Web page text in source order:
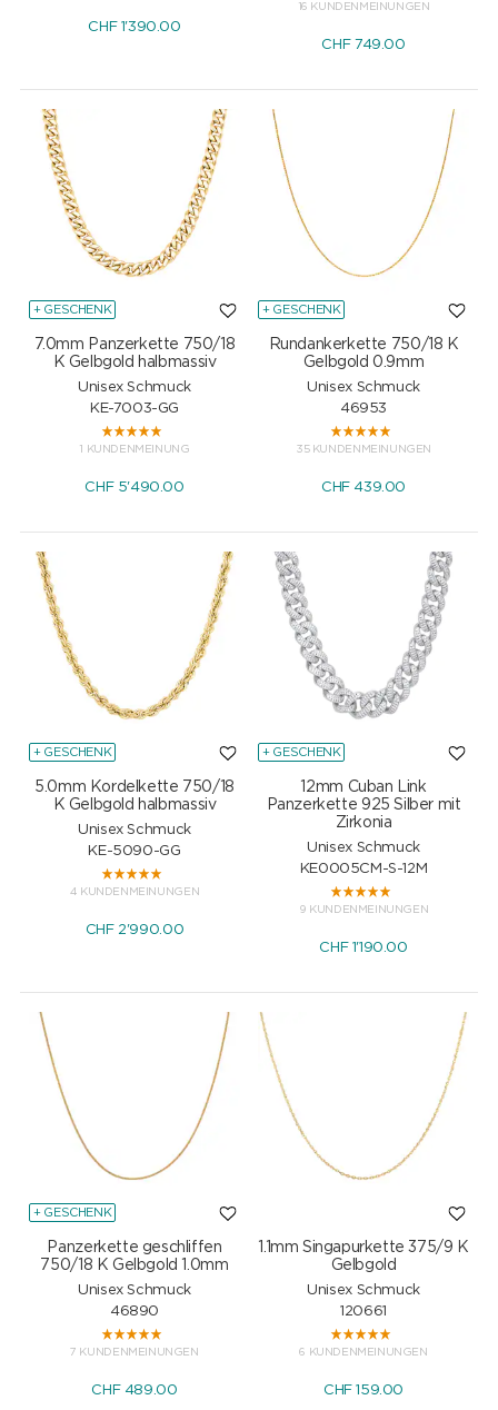
CHF1'390.00
16 KUNDENMEINUNGEN
CHF749.00
+ GESCHENK
7.0mm Panzerkette 750/18
K Gelbgold halbmassiv
Unisex Schmuck
KE-7003-GG
1 KUNDENMEINUNG
CHF 5'490.00
+ GESCHENK
Rundankerkette 750/18 K
Gelbgold 0.9mm
Unisex Schmuck
46953
35 KUNDENMEINUNGEN
CHF 439.00
+ GESCHENK
5.0mm Kordelkette 750/18
K Gelbgold halbmassiv
Unisex Schmuck
KE-5090-GG
4 KUNDENMEINUNGEN
CHF 2'990.00
+ GESCHENK
12mm Cuban Link
Panzerkette 925 Silber mit
Zirkonia
Unisex Schmuck
KE0005CM-S-12M
9 KUNDENMEINUNGEN
CHF 1'190.00
+ GESCHENK
Panzerkette geschliffen
750/18 K Gelbgold 1.0mm
Unisex Schmuck
46890
7 KUNDENMEINUNGEN
CHF 489.00
1.1mm Singapurkette 375/9 K
Gelbgold
Unisex Schmuck
120661
6 KUNDENMEINUNGEN
CHF 159.00